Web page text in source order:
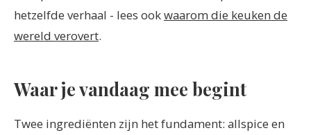
hetzelfde verhaal - lees ookwaarom die keuken de
wereld verovert.
Waar je vandaag mee begint
Twee ingrediënten zijn het fundament: allspice en